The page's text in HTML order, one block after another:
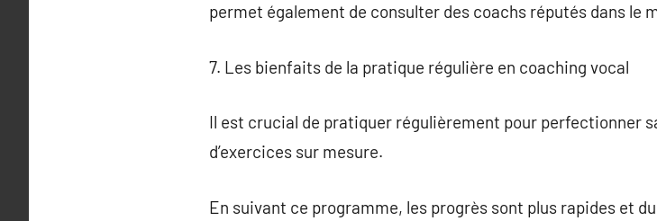
permet également de consulter des coachs réputés dans le
7. Les bienfaits de la pratique régulière en coaching vocal
Il est crucial de pratiquer régulièrement pour perfectionner
d’exercices sur mesure.
En suivant ce programme, les progrès sont plus rapides et